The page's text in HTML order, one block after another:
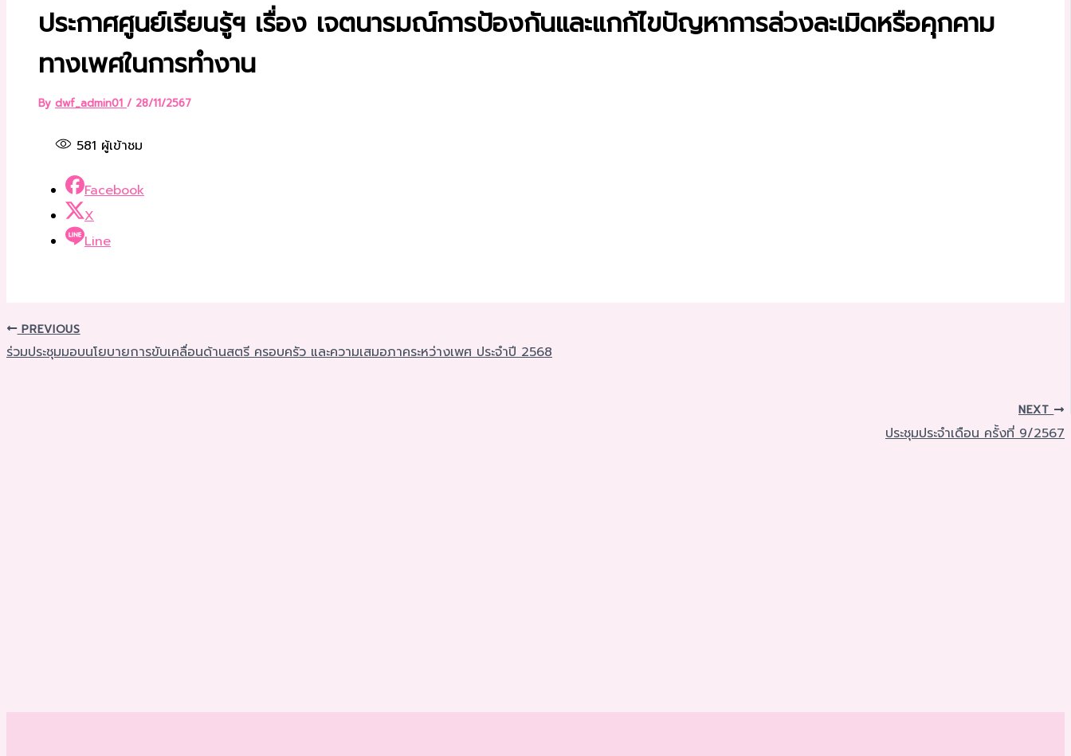
ประกาศศูนย์เรียนรู้ฯ เรื่อง เจตนารมณ์การป้องกันและแกก้ไขปัญหาการล่วงละเมิดหรือคุกคาม
ทางเพศในการทำงาน
By dwf_admin01 / 28/11/2567
581 ผู้เข้าชม
Facebook
X
Line
PREVIOUS
ร่วมประชุมมอบนโยบายการขับเคลื่อนด้านสตรี ครอบครัว และความเสมอภาคระหว่างเพศ ประจำปี 2568
NEXT
ประชุมประจำเดือน ครั้งที่ 9/2567